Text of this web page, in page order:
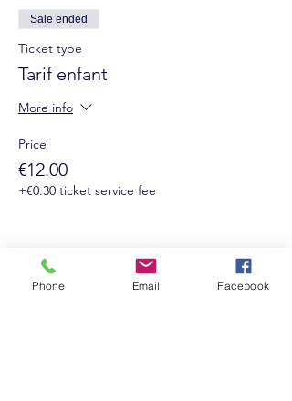
Sale ended
Ticket type
Tarif enfant
More info
Price
€12.00
+€0.30 ticket service fee
Phone Email Facebook